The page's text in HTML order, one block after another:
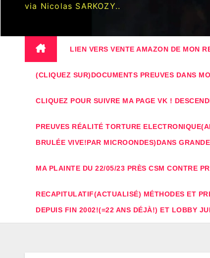
via Nicolas SARKOZY..
LIEN VERS VENTE AMAZON DE MON
(CLIQUEZ SUR)DOCUMENTS PREUVES DANS
CLIQUEZ POUR SUIVRE MA PAGE VK !
PREUVES RÉALITÉ TORTURE
BRULÉE VIVE!PAR MICROONDES)DANS
MA PLAINTE DU 22/05/23 PRÈS CSM CONTRE
RECAPITULATIF(ACTUALISÉ) MÉTHODES ET
DEPUIS FIN 2002!(=22 ANS DÉJÀ!) ET LOBBY